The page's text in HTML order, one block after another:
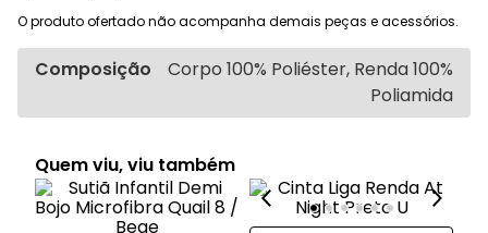
O produto ofertado não acompanha demais peças e acessórios.
Composição
Corpo 100% Poliéster, Renda 100%
Poliamida
Quem viu, viu também